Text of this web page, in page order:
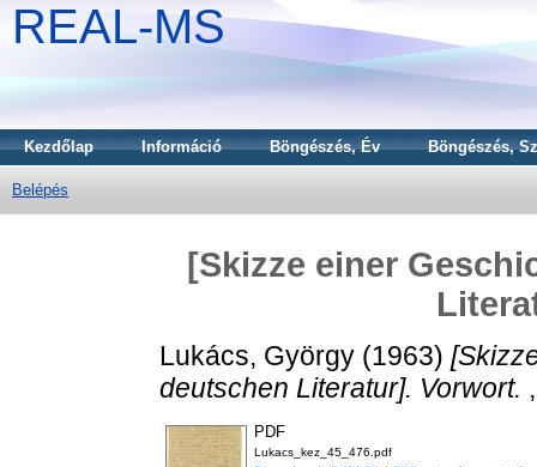
REAL-MS
Kezdőlap Információ Böngészés, Év Böngészés,
Belépés
[Skizze einer
Lukács, György (1963)
deutschen Literatur]. Vorwort.
PDF
Lukacs_kez_45_476.pdf